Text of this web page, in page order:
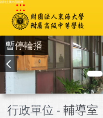
跳到主要內容區塊
:::
暫停輪播
行政單位 - 輔導室